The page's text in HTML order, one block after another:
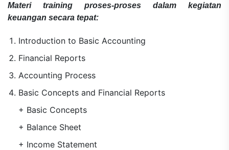
Materi training proses-proses dalam kegiatan
keuangan secara tepat:
Introduction to Basic Accounting
Financial Reports
Accounting Process
Basic Concepts and Financial Reports
+ Basic Concepts
+ Balance Sheet
+ Income Statement